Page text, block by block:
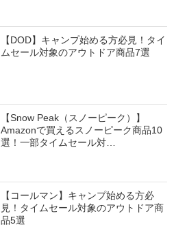
【DOD】キャンプ始める方必見！タイ
ムセール対象のアウトドア商品7選
【Snow Peak（スノーピーク）】
Amazonで買えるスノーピーク商品10
選！一部タイムセール対…
【コールマン】キャンプ始める方必
見！タイムセール対象のアウトドア商
品5選